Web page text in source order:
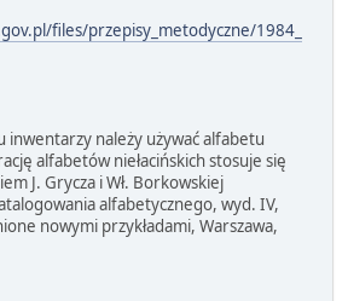
files/przepisy_metodyczne/1984_
inwentarzy należy używać alfabetu
alfabetów niełacińskich stosuje się
J. Grycza i Wł. Borkowskiej
alfabetycznego, wyd. IV,
nowymi przykładami, Warszawa,